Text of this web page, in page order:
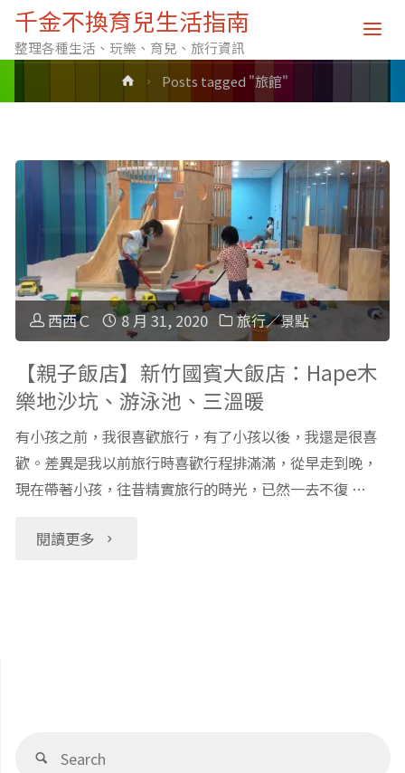
千金不換育兒生活指南
整理各種生活、玩樂、育兒、旅行資訊
標籤: 旅館
HomePosts tagged "旅館"
西西Ｃ 8 月 31, 2020 旅行／景點
【親子飯店】新竹國賓大飯店：Hape木
樂地沙坑、游泳池、三溫暖
有小孩之前，我很喜歡旅行，有了小孩以後，我還是很喜
歡。差異是我以前旅行時喜歡行程排滿滿，從早走到晚，
現在帶著小孩，往昔精實旅行的時光，已然一去不復 …
閱讀更多
"【親
竹
Search